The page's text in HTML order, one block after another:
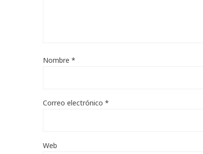
Nombre *
Correo electrónico *
Web